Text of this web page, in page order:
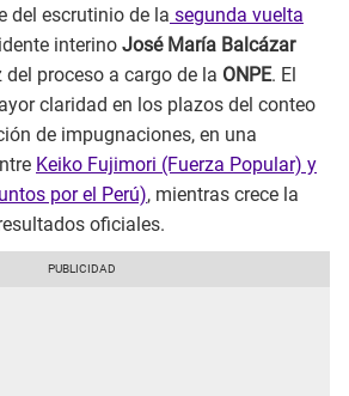
del escrutinio de la segunda vuelta
interino José María Balcázar
proceso a cargo de la ONPE. El
claridad en los plazos del conteo
de impugnaciones, en una
Keiko Fujimori (Fuerza Popular) y
por el Perú), mientras crece la
oficiales.